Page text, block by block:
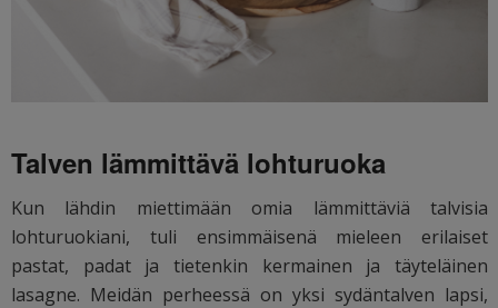
Talven lämmittävä lohturuoka
Kun lähdin miettimään omia lämmittäviä talvisia
lohturuokiani, tuli ensimmäisenä mieleen erilaiset
pastat, padat ja tietenkin kermainen ja täyteläinen
lasagne. Meidän perheessä on yksi sydäntalven lapsi,